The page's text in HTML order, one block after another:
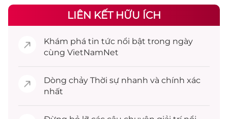
LIÊN KẾT HỮU ÍCH
Khám phá tin tức nổi bật trong ngày
cùng VietNamNet
Dòng chảy Thời sự nhanh và chính xác
nhất